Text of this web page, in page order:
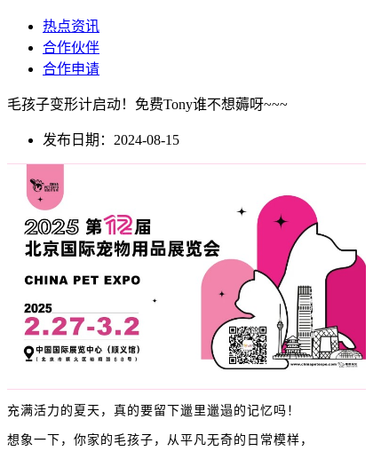
热点资讯
合作伙伴
合作申请
毛孩子变形计启动！免费Tony谁不想薅呀~~~
发布日期：2024-08-15
充满活力的夏天，真的要留下邋里邋遢的记忆吗！
想象一下，你家的毛孩子，从平凡无奇的日常模样，